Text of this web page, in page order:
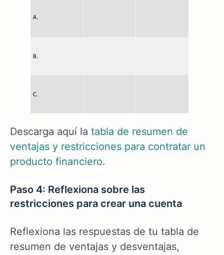
Descarga aquí la tabla de resumen de
ventajas y restricciones para contratar un
producto financiero.
Paso 4: Reflexiona sobre las
restricciones para crear una cuenta
Reflexiona las respuestas de tu tabla de
resumen de ventajas y desventajas,